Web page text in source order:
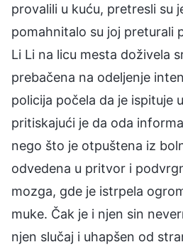
provalili u kuću, pretresli su
pomahnitalo su joj preturali
Li Li na licu mesta doživela
prebačena na odeljenje
policija počela da je ispituje
pritiskajući je da oda
nego što je otpuštena iz
odvedena u pritvor i
mozga, gde je istrpela
muke. Čak je i njen sin
njen slučaj i uhapšen od